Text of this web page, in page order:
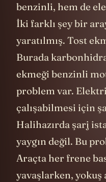
benzinli, hem de
İki farklı şey bir
yaratılmış. Tost
Burada
ekmeği benzinli
problem var.
çalışabilmesi için
Halihazırda şarj
yaygın değil. Bu
Araçta her frene
yavaşlarken, yokuş